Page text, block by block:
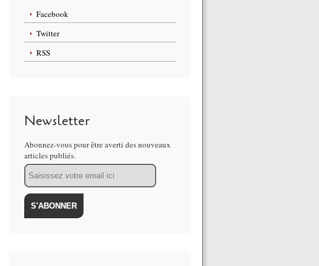
Facebook
Twitter
RSS
Newsletter
Abonnez-vous pour être averti des nouveaux
articles publiés.
Email